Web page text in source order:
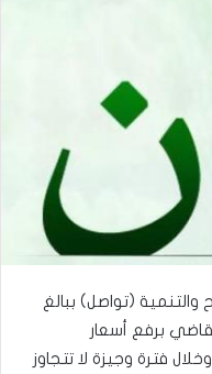
(تواصل) ببالغ
برفع أسعار
فترة وجيزة لا تتجاوز